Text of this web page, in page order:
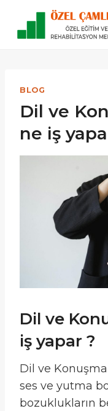
content
BLOG
Dil ve
ne iş
Dil ve
iş yapar ?
Dil ve
ses ve yutma
bozuklukların